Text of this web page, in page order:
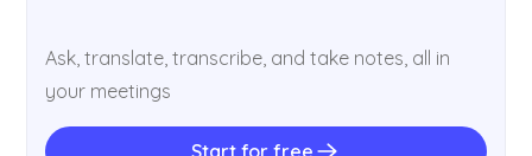
Ask, translate, transcribe, and take notes, all in
your meetings
Start for free